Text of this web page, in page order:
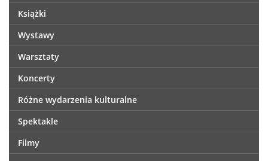
Książki
Wystawy
Warsztaty
Koncerty
Różne wydarzenia kulturalne
Spektakle
Filmy